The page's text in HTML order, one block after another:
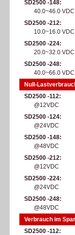
SD2500 -148
40.0~46.0 VDC
SD2500 -212
10.0~16.0 VDC
SD2500 -224
20.0~32.0 VDC
SD2500 -248
40.0~66.0 VDC
Null-
SD2500 -112
@12VDC
SD2500 -124
@24VDC
SD2500 -148
@48VDC
SD2500 -212
@12VDC
SD2500 -224
@24VDC
SD2500 -248
@48VDC
Verbrauch im
SD2500 -112